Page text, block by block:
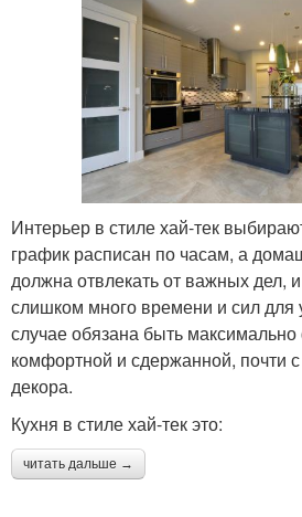
Интерьер в стиле хай-тек
график расписан по часам, а
должна отвлекать от важных дел,
слишком много времени и сил для
случае обязана быть
комфортной и сдержанной, почти
декора.
Кухня в стиле хай-тек это:
читать дальше →